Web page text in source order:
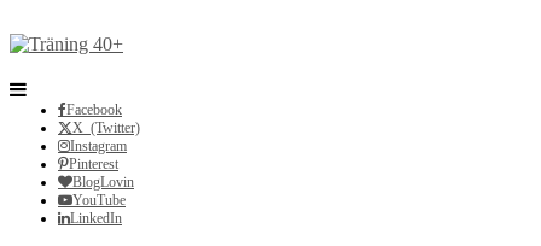
Facebook
X (Twitter)
Instagram
Pinterest
BlogLovin
YouTube
LinkedIn